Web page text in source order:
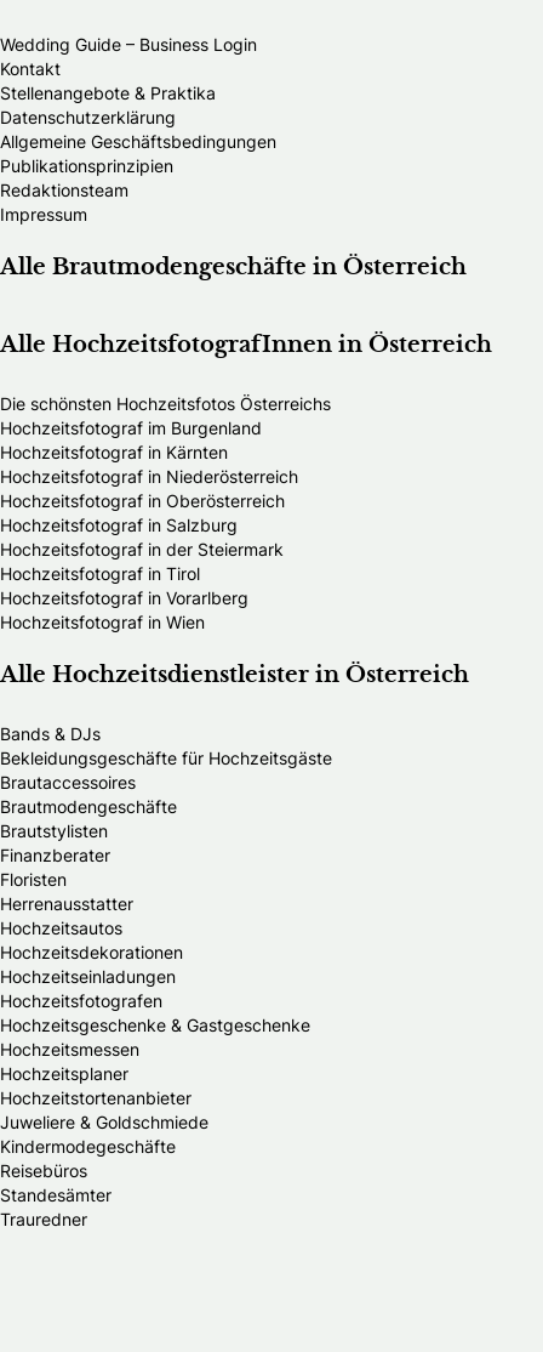
Wedding Guide – Business Login
Kontakt
Stellenangebote & Praktika
Datenschutzerklärung
Allgemeine Geschäftsbedingungen
Publikationsprinzipien
Redaktionsteam
Impressum
Alle Brautmodengeschäfte in Österreich
Alle HochzeitsfotografInnen in Österreich
Die schönsten Hochzeitsfotos Österreichs
Hochzeitsfotograf im Burgenland
Hochzeitsfotograf in Kärnten
Hochzeitsfotograf in Niederösterreich
Hochzeitsfotograf in Oberösterreich
Hochzeitsfotograf in Salzburg
Hochzeitsfotograf in der Steiermark
Hochzeitsfotograf in Tirol
Hochzeitsfotograf in Vorarlberg
Hochzeitsfotograf in Wien
Alle Hochzeitsdienstleister in Österreich
Bands & DJs
Bekleidungsgeschäfte für Hochzeitsgäste
Brautaccessoires
Brautmodengeschäfte
Brautstylisten
Finanzberater
Floristen
Herrenausstatter
Hochzeitsautos
Hochzeitsdekorationen
Hochzeitseinladungen
Hochzeitsfotografen
Hochzeitsgeschenke & Gastgeschenke
Hochzeitsmessen
Hochzeitsplaner
Hochzeitstortenanbieter
Juweliere & Goldschmiede
Kindermodegeschäfte
Reisebüros
Standesämter
Trauredner